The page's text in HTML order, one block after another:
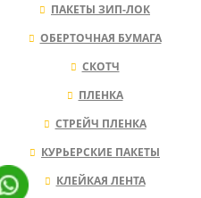
ПАКЕТЫ ЗИП-ЛОК
ОБЕРТОЧНАЯ БУМАГА
СКОТЧ
ПЛЕНКА
СТРЕЙЧ ПЛЕНКА
КУРЬЕРСКИЕ ПАКЕТЫ
КЛЕЙКАЯ ЛЕНТА